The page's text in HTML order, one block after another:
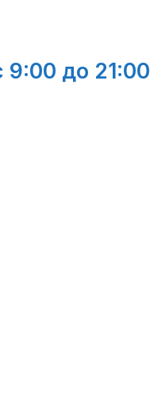
до 21:00